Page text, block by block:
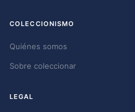
COLECCIONISMO
Quiénes somos
Sobre coleccionar
LEGAL